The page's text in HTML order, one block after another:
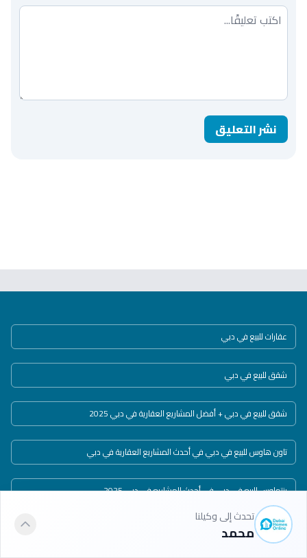
تحدث إلى وكيلنا
محمد
تعليقك
نشر التعليق
عقارات للبيع في دبي
شقق للبيع في دبي
شقق للبيع في دبي + أفضل المشاريع العقارية في دبي 2025
تاون هاوس للبيع في دبي في أحدث المشاريع العقارية في دبي
بنتهاوس للبيع في دبي في أحدث المشاريع في دبي 2025
فلل للبيع في دبي في أحدث المشاريع العقارية في دبي